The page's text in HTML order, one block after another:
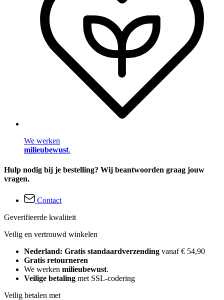
We werken
milieubewust.
Hulp nodig bij je bestelling? Wij beantwoorden graag jouw
vragen.
Contact
Geverifieerde kwaliteit
Veilig en vertrouwd winkelen
Nederland: Gratis standaardverzending vanaf € 54,90
Gratis retourneren
We werken milieubewust.
Veilige betaling met SSL-codering
Veilig betalen met